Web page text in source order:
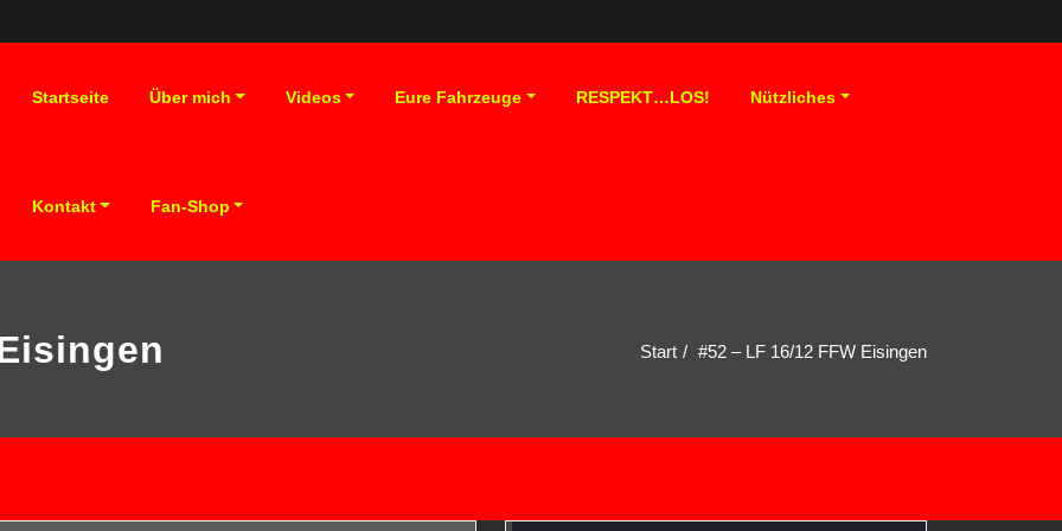
Startseite Über mich Videos Eure Fahrzeuge RESPEKT…LOS! Nützliches
Kontakt Fan-Shop
Start #52 – LF 16/12 FFW Eisingen